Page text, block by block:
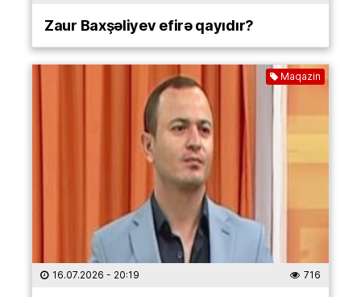
Zaur Baxşəliyev efirə qayıdır?
Maqazin
16.07.2026 - 20:19 716